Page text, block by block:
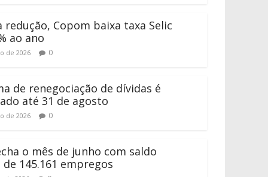
redução, Copom baixa taxa Selic
ao ano
de 2026 0
de renegociação de dívidas é
até 31 de agosto
de 2026 0
o mês de junho com saldo
145.161 empregos